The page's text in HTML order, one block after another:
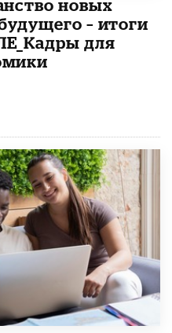
новых
– итоги
для